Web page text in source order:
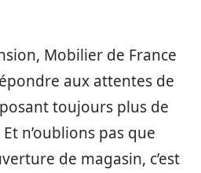
Mobilier de France
aux attentes de
toujours plus de
n’oublions pas que
de magasin, c’est